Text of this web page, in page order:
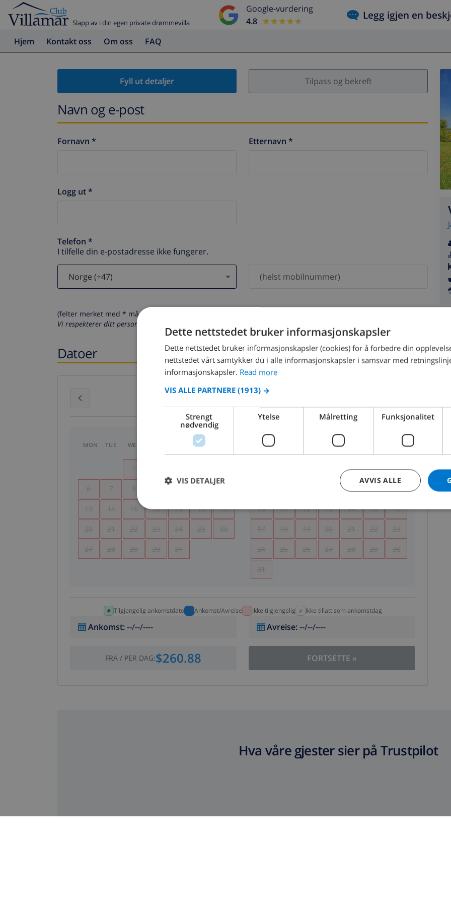
Slapp av i din egen private drømmevilla
Google-vurdering
4.8
★★★★★
★★★★★ Legg igjen en
Hjem Kontakt oss Om oss FAQ
Fyll ut detaljer Tilpass og bekreft
Navn og e-post
Fornavn * Etternavn *
Logg ut *
Telefon *
I tilfelle din e-postadresse ikke fungerer.
(felter merket med * må fylles ut)
Vi respekterer ditt personvern. Dine personalia vil aldri bli delt med andre.
Datoer
MON TUE WED SAT
1
6 7 8
13 14 15 16 17 18 19
20 21 22 23 24 25 26
27 28 29 30 31
MON THU SUN
1 2
7 8 9
10 11 12 13 14 15 16
17 18 19 20 21 22 23
24 25 26 27 28 29 30
31
Tilgjengelig ankomstdato Ankomst/Avreise Ikke tilgjengelig Ikke tillatt som ankomstdag
Ankomst:--/--/---- Avreise:--/--/----
FRA / PER DAG:$260.88 FORTSETTE »
Hva våre gjester sier på Trustpilot
Dette nettstedet bruker informasjonskapsler
Dette nettstedet bruker informasjonskapsler (cookies) for å forbedre din
nettstedet vårt samtykker du i alle informasjonskapsler i samsvar med
informasjonskapsler. Read more
VIS ALLE PARTNERE (1913) →
Strengt
nødvendig
Ytelse Målretting Funksjonalitet
AVVIS ALLE
VIS DETALJER